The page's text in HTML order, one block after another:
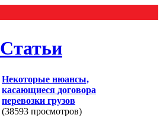
Статьи
Некоторые нюансы,
касающиеся договора
перевозки грузов
(38593 просмотров)